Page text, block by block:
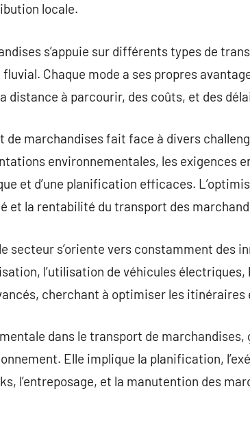
locale.
s’appuie sur différents types de
Chaque mode a ses propres
distance à parcourir, des coûts, et des
de marchandises fait face à divers
environnementales, les exigences
et d’une planification efficaces.
et la rentabilité du transport des
secteur s’oriente vers constamment des
l’utilisation de véhicules
cherchant à optimiser les
dans le transport de
Elle implique la planification,
l’entreposage, et la manutention des